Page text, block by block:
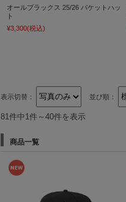
オールブラックス 25/26 バケットハッ
ト
¥3,300(税込)
表示切替： 並び順：
81件中1件～40件を表示
商品一覧